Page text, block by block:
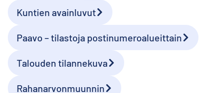
Kuntien avainluvut
Paavo – tilastoja postinumeroalueittain
Talouden tilannekuva
Rahanarvonmuunnin